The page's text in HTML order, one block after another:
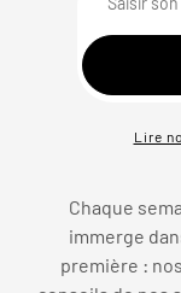
Lire
Chaque
immerge
première :